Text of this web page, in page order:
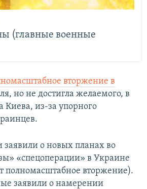
(главные военные
вторжение в
но не достигла желаемого, в
Киева, из-за упорного
заявили о новых планах во
«спецоперации» в Украине
полномасштабное вторжение).
заявили о намерении